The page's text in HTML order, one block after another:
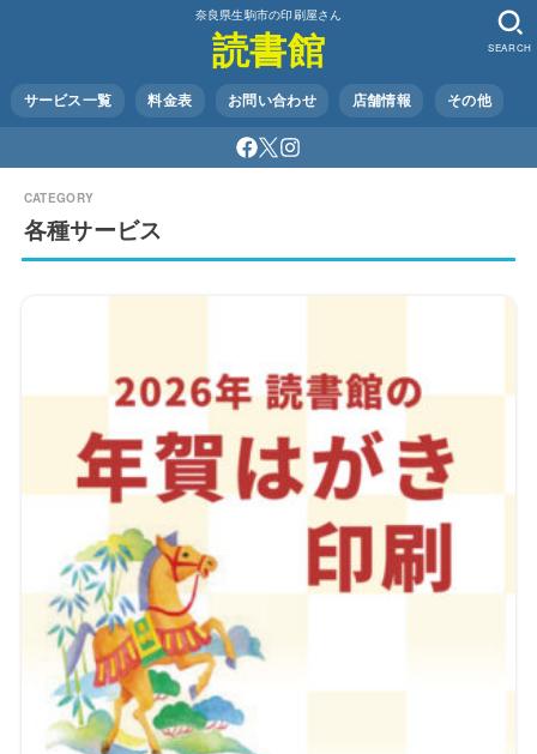
奈良県生駒市の印刷屋さん
読書館
サービス一覧 料金表 お問い合わせ 店舗情報 その他
SEARCH
各種サービス